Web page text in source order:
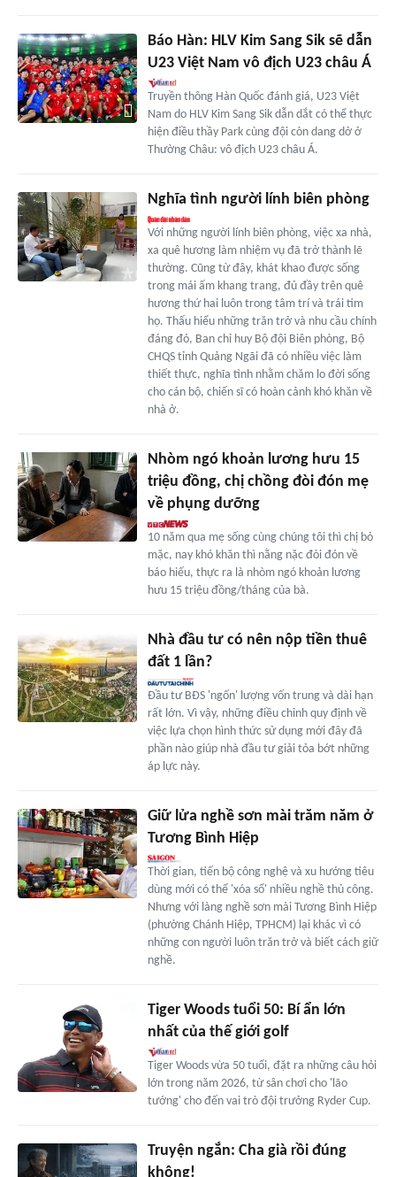
Báo Hàn: HLV Kim Sang Sik sẽ dẫn
U23 Việt Nam vô địch U23 châu Á
Truyền thông Hàn Quốc đánh giá, U23 Việt
Nam do HLV Kim Sang Sik dẫn dắt có thể thực
hiện điều thầy Park cùng đội còn dang dở ở
Thường Châu: vô địch U23 châu Á.
Nghĩa tình người lính biên phòng
Với những người lính biên phòng, việc xa nhà,
xa quê hương làm nhiệm vụ đã trở thành lẽ
thường. Cũng từ đây, khát khao được sống
trong mái ấm khang trang, đủ đầy trên quê
hương thứ hai luôn trong tâm trí và trái tim
họ. Thấu hiểu những trăn trở và nhu cầu chính
đáng đó, Ban chỉ huy Bộ đội Biên phòng, Bộ
CHQS tỉnh Quảng Ngãi đã có nhiều việc làm
thiết thực, nghĩa tình nhằm chăm lo đời sống
cho cán bộ, chiến sĩ có hoàn cảnh khó khăn về
nhà ở.
Nhòm ngó khoản lương hưu 15
triệu đồng, chị chồng đòi đón mẹ
về phụng dưỡng
10 năm qua mẹ sống cùng chúng tôi thì chị bỏ
mặc, nay khó khăn thì nằng nặc đòi đón về
báo hiếu, thực ra là nhòm ngó khoản lương
hưu 15 triệu đồng/tháng của bà.
Nhà đầu tư có nên nộp tiền thuê
đất 1 lần?
Đầu tư BĐS 'ngốn' lượng vốn trung và dài hạn
rất lớn. Vì vậy, những điều chỉnh quy định về
việc lựa chọn hình thức sử dụng mới đây đã
phần nào giúp nhà đầu tư giải tỏa bớt những
áp lực này.
Giữ lửa nghề sơn mài trăm năm ở
Tương Bình Hiệp
Thời gian, tiến bộ công nghệ và xu hướng tiêu
dùng mới có thể 'xóa sổ' nhiều nghề thủ công.
Nhưng với làng nghề sơn mài Tương Bình Hiệp
(phường Chánh Hiệp, TPHCM) lại khác vì có
những con người luôn trăn trở và biết cách giữ
nghề.
Tiger Woods tuổi 50: Bí ẩn lớn
nhất của thế giới golf
Tiger Woods vừa 50 tuổi, đặt ra những câu hỏi
lớn trong năm 2026, từ sân chơi cho 'lão
tướng' cho đến vai trò đội trưởng Ryder Cup.
Truyện ngắn: Cha già rồi đúng
không!